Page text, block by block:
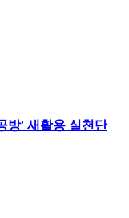
방' 새활용 실천단